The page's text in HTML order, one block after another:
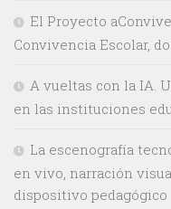
El Proyecto
Convivencia Escolar,
A vueltas con la IA.
en las instituciones
La escenografía
en vivo, narración
dispositivo pedagógico